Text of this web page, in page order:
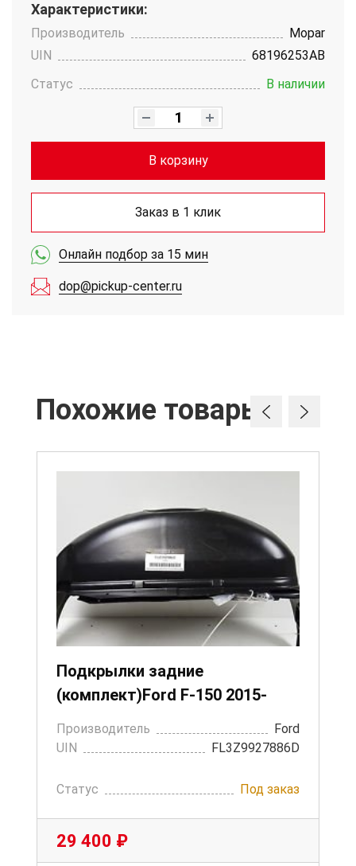
Характеристики:
Производитель
Mopar
UIN
68196253AB
Статус
В наличии
В корзину
Заказ в 1 клик
Онлайн подбор за 15 мин
dop@pickup-center.ru
Похожие товары
Подкрылки задние
(комплект)Ford F-150 2015-
Производитель
Ford
UIN
FL3Z9927886D
Статус Под заказ
29 400 ₽